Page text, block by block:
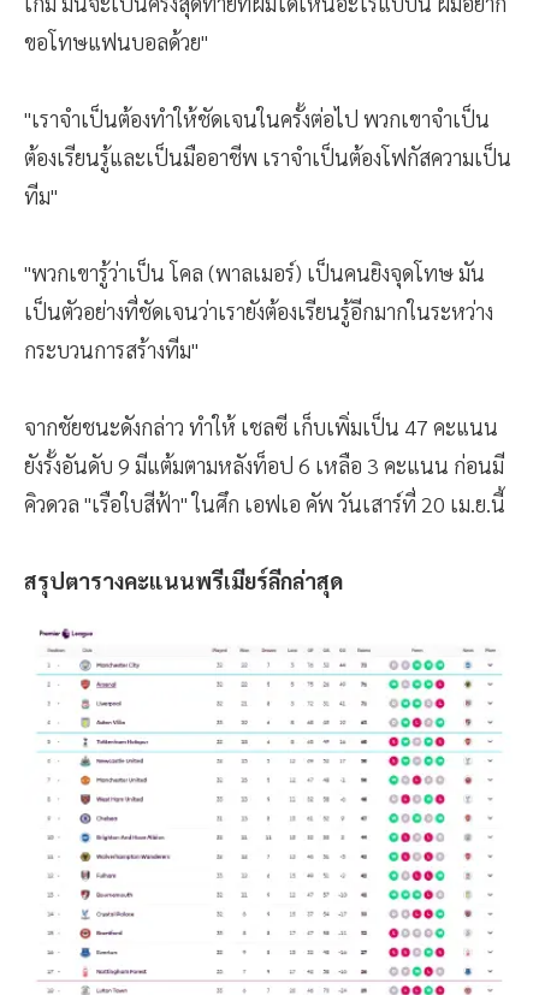
ขอโทษแฟนบอลด้วย"
"เราจำเป็นต้องทำให้ชัดเจนในครั้งต่อไป พวกเขาจำเป็น
ต้องเรียนรู้และเป็นมืออาชีพ เราจำเป็นต้องโฟกัสความเป็น
ทีม"
"พวกเขารู้ว่าเป็น โคล (พาลเมอร์) เป็นคนยิงจุดโทษ มัน
เป็นตัวอย่างที่ชัดเจนว่าเรายังต้องเรียนรู้อีกมากในระหว่าง
กระบวนการสร้างทีม"
จากชัยชนะดังกล่าว ทำให้ เชลซี เก็บเพิ่มเป็น 47 คะแนน
ยังรั้งอันดับ 9 มีแต้มตามหลังท็อป 6 เหลือ 3 คะแนน ก่อนมี
คิวดวล "เรือใบสีฟ้า" ในศึก เอฟเอ คัพ วันเสาร์ที่ 20 เม.ย.นี้
สรุปตารางคะแนนพรีเมียร์ลีกล่าสุด